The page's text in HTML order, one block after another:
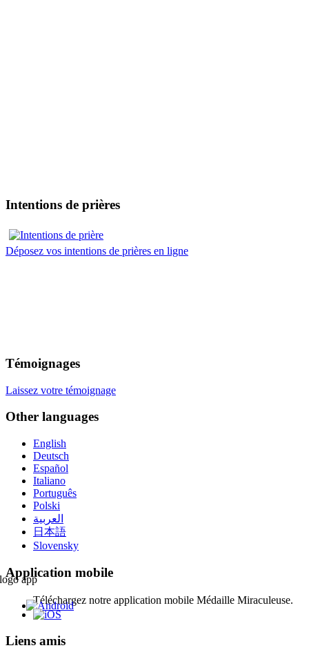
Intentions de prières
Déposez vos intentions de prières en ligne
Témoignages
Laissez votre témoignage
Other languages
English
Deutsch
Español
Italiano
Português
Polski
العربية
日本語
Slovensky
Application mobile
Téléchargez notre application mobile Médaille Miraculeuse.
Liens amis